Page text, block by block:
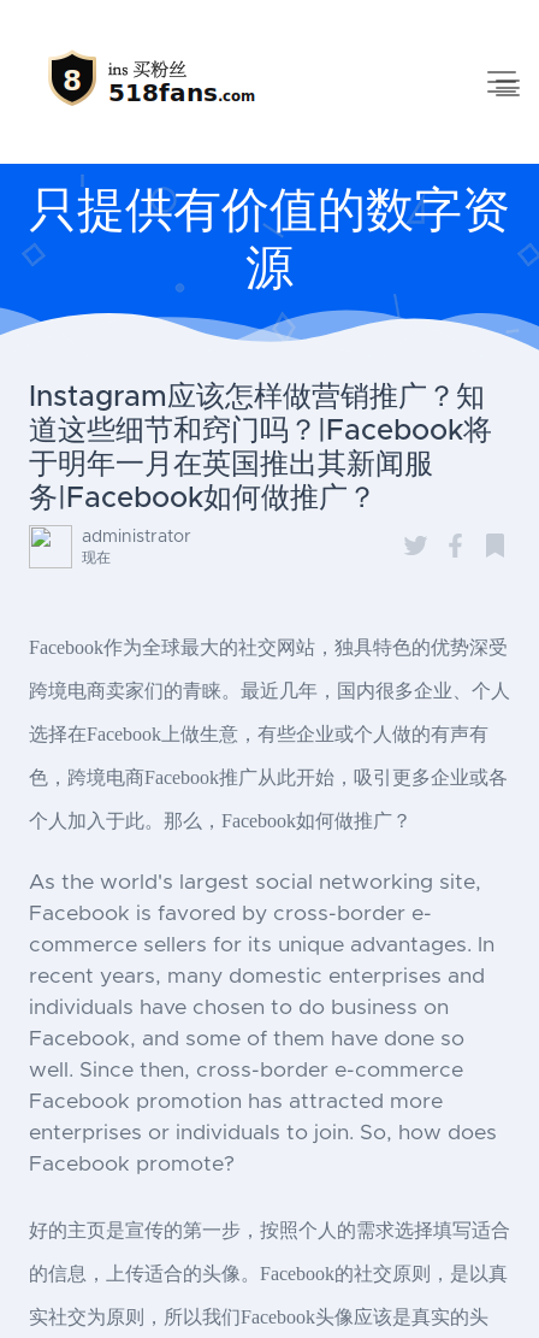
只提供有价值的数字资
源
Instagram应该怎样做营销推广？知
道这些细节和窍门吗？|Facebook将
于明年一月在英国推出其新闻服
务|Facebook如何做推广？
administrator
现在
Facebook作为全球最大的社交网站，独具特色的优势深受
跨境电商卖家们的青睐。最近几年，国内很多企业、个人
选择在Facebook上做生意，有些企业或个人做的有声有
色，跨境电商Facebook推广从此开始，吸引更多企业或各
个人加入于此。那么，Facebook如何做推广？
As the world's largest social networking site,
Facebook is favored by cross-border e-
commerce sellers for its unique advantages. In
recent years, many domestic enterprises and
individuals have chosen to do business on
Facebook, and some of them have done so
well. Since then, cross-border e-commerce
Facebook promotion has attracted more
enterprises or individuals to join. So, how does
Facebook promote?
好的主页是宣传的第一步，按照个人的需求选择填写适合
的信息，上传适合的头像。Facebook的社交原则，是以真
实社交为原则，所以我们Facebook头像应该是真实的头